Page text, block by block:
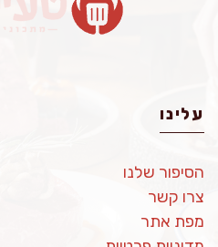
עלינו
הסיפור שלנו
צרו קשר
מפת אתר